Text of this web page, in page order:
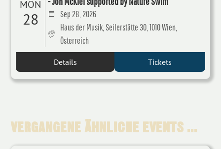
MON
28
Sep 28, 2026
Haus der Musik, Seilerstätte 30, 1010 Wien,
Österreich
Details Tickets
VERGANGENE ÄHNLICHE EVENTS ...